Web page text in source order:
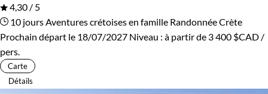
4,30 / 5
10 jours Aventures crétoises en famille Randonnée Crète
Prochain départ le 18/07/2027 Niveau : à partir de 3 400 $CAD /
pers.
Carte
Détails